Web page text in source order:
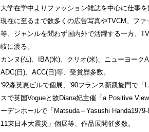
大学在学中よりファッション雑誌を中心に仕事
現在に至るまで数多くの広告写真やTVCM、フ
等、ジャンルを問わず国内外で活躍する一方、
岐に渡る。
カンヌ(仏)、IBA(米)、クリオ(米)、ニューヨーク
ADC(日)、ACC(日)等、受賞歴多数。
‘92森英恵ビルで個展、’90フランス新凱旋門で
スで英国Vogueと故Diana妃主催「a Positive
ーデンホールで「Matsuda＋Yasushi
11東日本大震災」個展等、作品展開催多数。